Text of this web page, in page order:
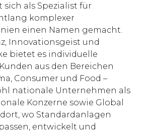
sich als Spezialist für
komplexer
einen Namen gemacht.
Innovationsgeist und
bietet es individuelle
aus den Bereichen
Consumer und Food –
nationale Unternehmen als
Konzerne sowie Global
wo Standardanlagen
entwickelt und